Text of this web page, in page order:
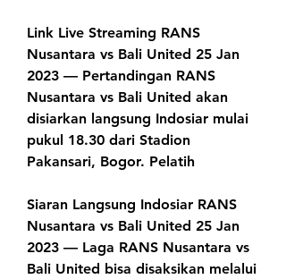
Link Live Streaming RANS
Nusantara vs Bali United 25 Jan
2023 — Pertandingan RANS
Nusantara vs Bali United akan
disiarkan langsung Indosiar mulai
pukul 18.30 dari Stadion
Pakansari, Bogor. Pelatih
Siaran Langsung Indosiar RANS
Nusantara vs Bali United 25 Jan
2023 — Laga RANS Nusantara vs
Bali United bisa disaksikan melalui